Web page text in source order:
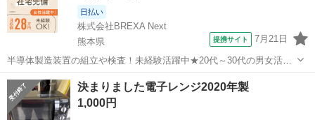
日払い
株式会社BREXA Next
熊本県
提携サイト 7月21日
半導体製造装置の組立や検査！未経験活躍中★20代～30代の男女活躍
中★ワンルーム寮完備！赴任旅費会社負担！マイカー通勤OK！無料駐
車場あり！正社員登用あり！《熊本県菊池郡大津町》 人気の工場のお
仕事 ◇半導体製造装置の組立...
熊本 その他
決まりました電子レンジ2020年製
1,000円